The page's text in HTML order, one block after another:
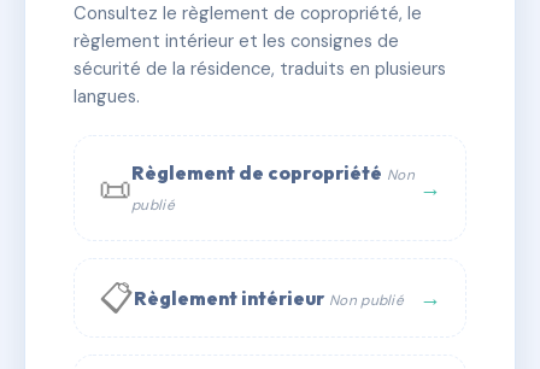
✓ Immatriculée 🏠 49 lots 🏗 1 bâtiment(s)
📞 Contacter Syndic Digital
Consultez le règlement de copropriété, le
règlement intérieur et les consignes de
sécurité de la résidence, traduits en plusieurs
langues.
📜Règlement de copropriété Non
publié
→
📋Règlement intérieur Non publié →